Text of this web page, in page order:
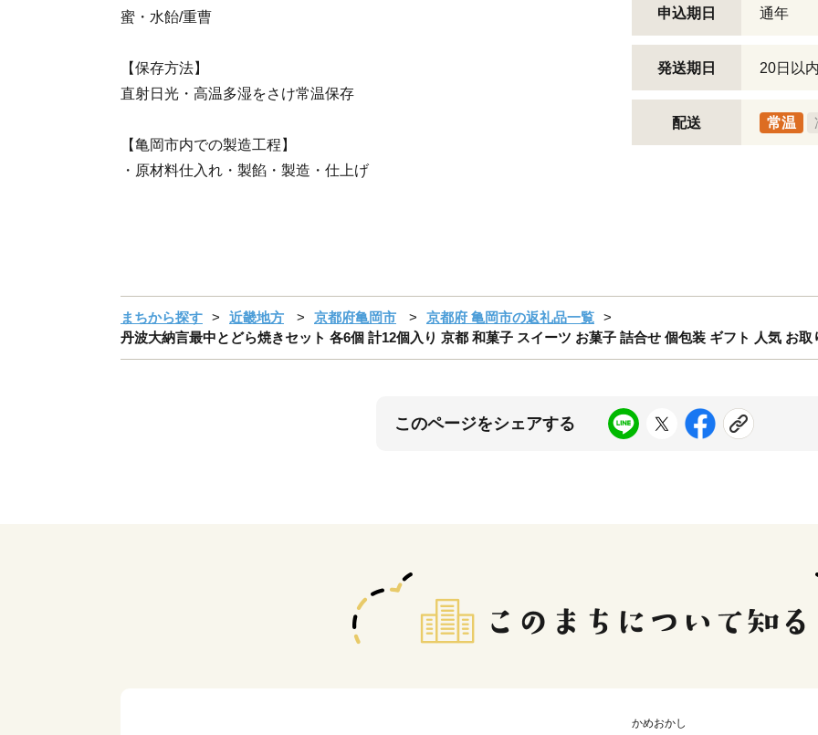
蜜・水飴/重曹
【保存方法】
直射日光・高温多湿をさけ常温保存
【亀岡市内での製造工程】
・原材料仕入れ・製餡・製造・仕上げ
申込期日 通年
発送期日 20日以
配送 常温
まちから探す 近畿地方 京都府亀岡市
京都府 亀岡市の返礼品一覧
丹波大納言最中とどら焼きセット 各6個 計12個入り 京都 和菓子 スイーツ お菓子 詰合せ 個包装 ギフト 人気 お取
このページをシェアする
かめおかし